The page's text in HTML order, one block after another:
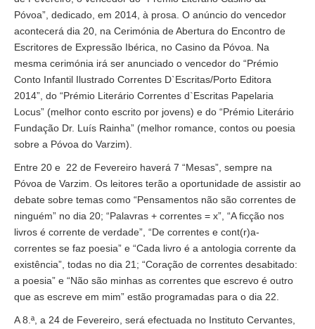
Póvoa”, dedicado, em 2014, à prosa. O anúncio do vencedor
acontecerá dia 20, na Cerimónia de Abertura do Encontro de
Escritores de Expressão Ibérica, no Casino da Póvoa. Na
mesma cerimónia irá ser anunciado o vencedor do “Prémio
Conto Infantil Ilustrado Correntes D`Escritas/Porto Editora
2014”, do “Prémio Literário Correntes d`Escritas Papelaria
Locus” (melhor conto escrito por jovens) e do “Prémio Literário
Fundação Dr. Luís Rainha” (melhor romance, contos ou poesia
sobre a Póvoa do Varzim).
Entre 20 e 22 de Fevereiro haverá 7 “Mesas”, sempre na
Póvoa de Varzim. Os leitores terão a oportunidade de assistir ao
debate sobre temas como “Pensamentos não são correntes de
ninguém” no dia 20; “Palavras + correntes = x”, “A ficção nos
livros é corrente de verdade”, “De correntes e cont(r)a-
correntes se faz poesia” e “Cada livro é a antologia corrente da
existência”, todas no dia 21; “Coração de correntes desabitado:
a poesia” e “Não são minhas as correntes que escrevo é outro
que as escreve em mim” estão programadas para o dia 22.
A 8.ª, a 24 de Fevereiro, será efectuada no Instituto Cervantes,